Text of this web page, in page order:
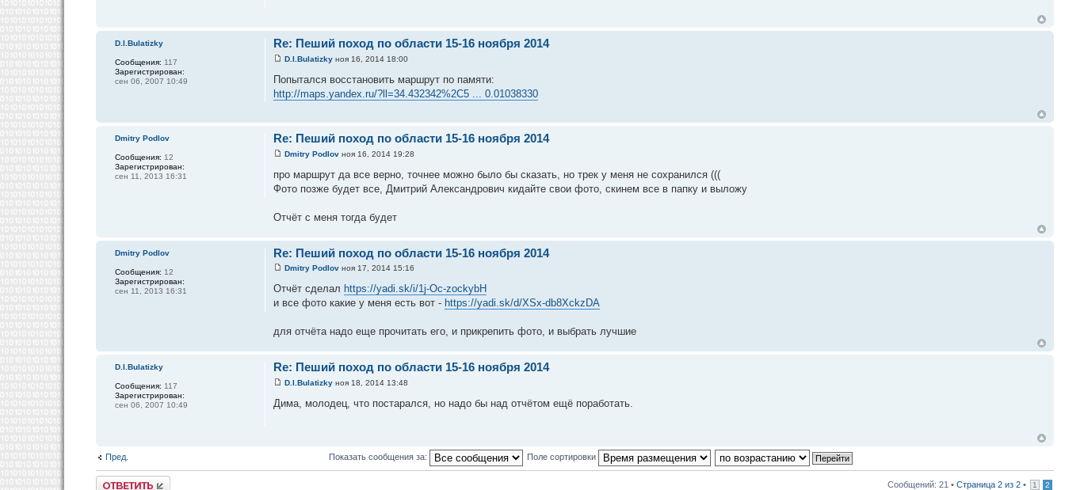
Re: Пеший поход по области 15-16 ноября 2014
D.I.Bulatizky ноя 16, 2014 18:00
Попытался восстановить маршрут по памяти:
http://maps.yandex.ru/?ll=34.432342%2C5 ... 0.01038330
D.I.Bulatizky
Сообщения: 117
Зарегистрирован:
сен 06, 2007 10:49
Re: Пеший поход по области 15-16 ноября 2014
Dmitry Podlov ноя 16, 2014 19:28
про маршрут да все верно, точнее можно было бы сказать, но трек у меня не сохранился (((
Фото позже будет все, Дмитрий Александрович кидайте свои фото, скинем все в папку и выложу
Отчёт с меня тогда будет
Dmitry Podlov
Сообщения: 12
Зарегистрирован:
сен 11, 2013 16:31
Re: Пеший поход по области 15-16 ноября 2014
Dmitry Podlov ноя 17, 2014 15:16
Отчёт сделал https://yadi.sk/i/1j-Oc-zockybH
и все фото какие у меня есть вот - https://yadi.sk/d/XSx-db8XckzDA
для отчёта надо еще прочитать его, и прикрепить фото, и выбрать лучшие
Dmitry Podlov
Сообщения: 12
Зарегистрирован:
сен 11, 2013 16:31
Re: Пеший поход по области 15-16 ноября 2014
D.I.Bulatizky ноя 18, 2014 13:48
Дима, молодец, что постарался, но надо бы над отчётом ещё поработать.
D.I.Bulatizky
Сообщения: 117
Зарегистрирован:
сен 06, 2007 10:49
Пред. Показать сообщения за: Поле сортировки
Ответить Сообщений: 21 • Страница 2 из 2 • 1 2